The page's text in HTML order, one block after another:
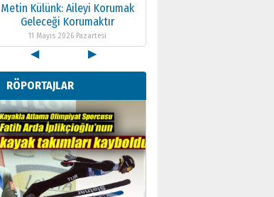
Metin Külünk: Aileyi Korumak
Geleceği Korumaktır
11 Mayıs 2026 Pazartesi
Kenan GÜLERCİ
Metin Külünk: Aileyi Korumak
Geleceği Korumaktır
11 Mayıs 2026 Pazartesi
◀ ▶
RÖPORTAJLAR